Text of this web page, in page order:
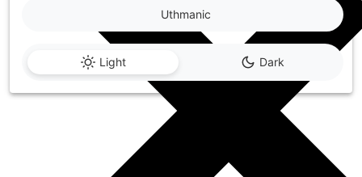
Light Dark
Uthmanic